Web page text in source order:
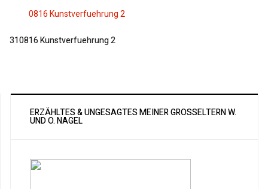
310816 Kunstverfuehrung 2
ERZÄHLTES & UNGESAGTES MEINER GROSSELTERN W. U
ND O. NAGEL